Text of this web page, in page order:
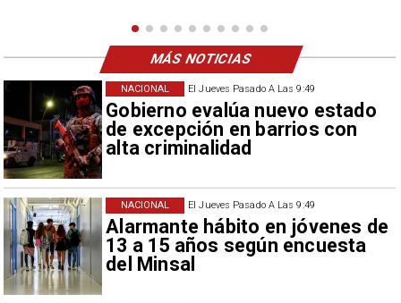
El Jueves Pasado A Las 9:49
Gobierno evalúa nuevo estado
de excepción en barrios con
alta criminalidad
NACIONAL
El Jueves Pasado A Las 9:49
Alarmante hábito en jóvenes de
13 a 15 años según encuesta
del Minsal
NACIONAL
MÁS NOTICIAS